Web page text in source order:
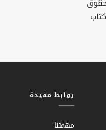
روابط مفيدة
مهمتنا